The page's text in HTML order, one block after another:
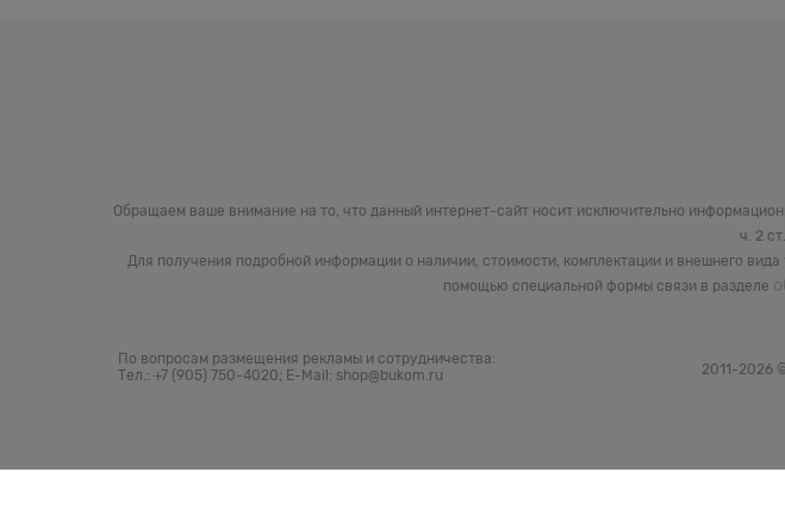
Обращаем ваше внимание на то, что данный интернет-сайт носит исключительно
ч. 2
Для получения подробной информации о наличии, стоимости, комплектации и внешнего
помощью специальной формы связи в разделе
По вопросам размещения рекламы и сотрудничества:
Тел.: +7 (905) 750-4020; E-Mail: shop@bukom.ru
2011-2026